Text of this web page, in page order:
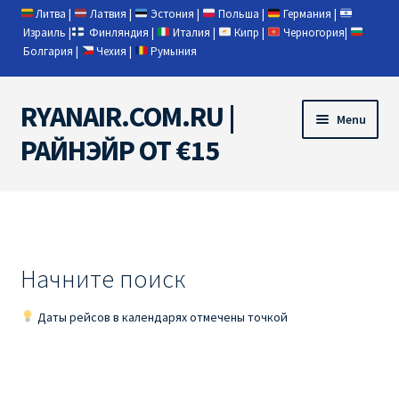
Литва | Латвия | Эстония | Польша | Германия |
Израиль | Финляндия | Италия | Кипр | Черногория|
Болгария | Чехия | Румыния
Skip
to
navigation
Skip
to
content
RYANAIR.COM.RU |
РАЙНЭЙР ОТ €15
Menu
RYANAIR PL ОТ € 9
Начните поиск
Даты рейсов в календарях отмечены точкой